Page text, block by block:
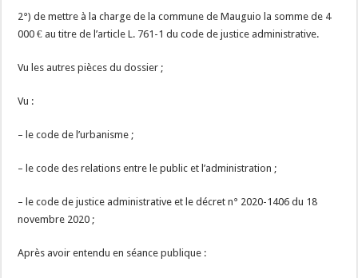
2°) de mettre à la charge de la commune de Mauguio la somme de 4
000 € au titre de l’article L. 761-1 du code de justice administrative.
Vu les autres pièces du dossier ;
Vu :
– le code de l’urbanisme ;
– le code des relations entre le public et l’administration ;
– le code de justice administrative et le décret n° 2020-1406 du 18
novembre 2020 ;
Après avoir entendu en séance publique :